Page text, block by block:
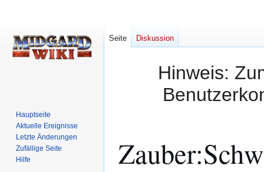
Hinweis:
Seite Diskussion
Hauptseite
Aktuelle Ereignisse
Letzte Änderungen
Zufällige Seite
Hilfe